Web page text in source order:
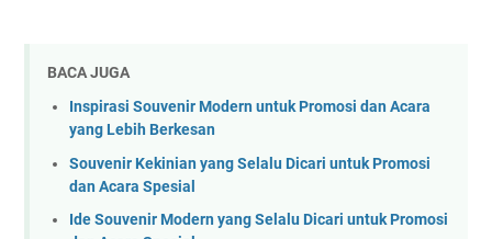
BACA JUGA
Inspirasi Souvenir Modern untuk Promosi dan Acara
yang Lebih Berkesan
Souvenir Kekinian yang Selalu Dicari untuk Promosi
dan Acara Spesial
Ide Souvenir Modern yang Selalu Dicari untuk Promosi